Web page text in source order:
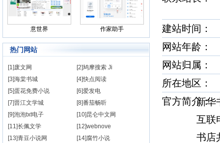
意世界 作家助手
热门网站
[1]废文网
[2]鸠摩搜索 Ji
[3]海棠书城
[4]快点阅读
[5]蛋花免费小说
[6]爱发电
[7]晋江文学城
[8]番茄畅听
[9]泡泡txt电子
[10]昆仑中文网
[11]长佩文学
[12]webnove
[13]青豆小说网
[14]腐竹小说
建站时间
网站年龄：
网站归属：
所在地
官方简介
新华
互联
书店